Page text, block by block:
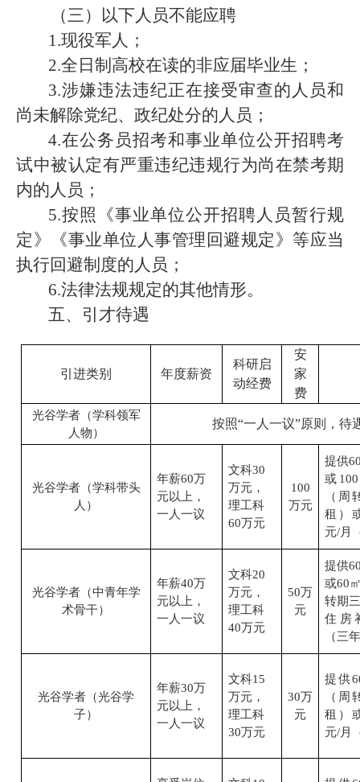
（三）以下人员不能应聘
1.现役军人；
2.全日制高校在读的非应届毕业生；
3.涉嫌违法违纪正在接受审查的人员和
尚未解除党纪、政纪处分的人员；
4.在公务员招考和事业单位公开招聘考
试中被认定有严重违纪违规行为尚在禁考期
内的人员；
5.按照《事业单位公开招聘人员暂行规
定》《事业单位人事管理回避规定》等应当
执行回避制度的人员；
6.法律法规规定的其他情形。
五、引才待遇
引进类别 年度薪资
科研启
动经费
安
家
费
光谷学者（学科领军
人物）
按照“一人一议”原则，待
光谷学者（学科带头
人）
年薪60万
元以上，
一人一议
文科30
万元，
理工科
60万元
100
万元
提供
或 100
（周
租）
元/月
光谷学者（中青年学
术骨干）
年薪40万
元以上，
一人一议
文科20
万元，
理工科
40万元
50万
元
提供
或60
转期
住房
（三
光谷学者（光谷学
子）
年薪30万
元以上，
一人一议
文科15
万元，
理工科
30万元
30万
元
提供
（周
租）
元/月